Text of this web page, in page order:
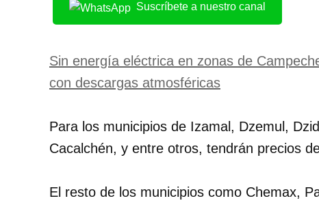
Suscríbete a nuestro canal
Sin energía eléctrica en zonas de
con descargas atmosféricas
Para los municipios de Izamal, Dzemul,
Cacalchén, y entre otros, tendrán precios
El resto de los municipios como Chemax,